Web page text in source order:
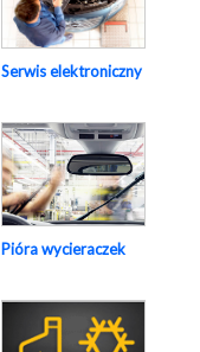
Serwis elektroniczny
Pióra wycieraczek